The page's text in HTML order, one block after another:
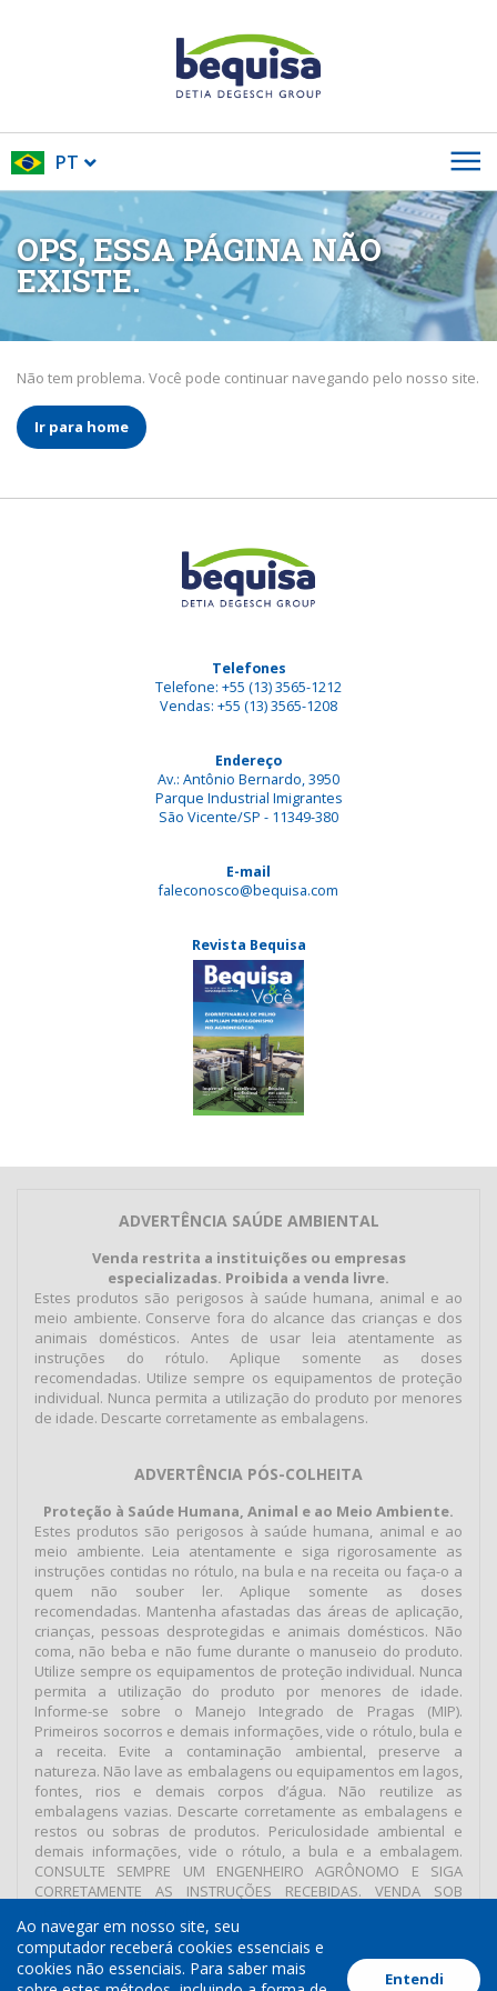
PT
OPS, ESSA PÁGINA NÃO
EXISTE.
Não tem problema. Você pode continuar navegando pelo nosso site.
Ir para home
Telefones
Telefone: +55 (13) 3565-1212
Vendas: +55 (13) 3565-1208
Endereço
Av.: Antônio Bernardo, 3950
Parque Industrial Imigrantes
São Vicente/SP - 11349-380
E-mail
faleconosco@bequisa.com
Revista Bequisa
ADVERTÊNCIA SAÚDE AMBIENTAL
Venda restrita a instituições ou empresas
especializadas. Proibida a venda livre.
Estes produtos são perigosos à saúde humana, animal e ao
meio ambiente. Conserve fora do alcance das crianças e dos
animais domésticos. Antes de usar leia atentamente as
instruções do rótulo. Aplique somente as doses
recomendadas. Utilize sempre os equipamentos de proteção
individual. Nunca permita a utilização do produto por menores
de idade. Descarte corretamente as embalagens.
ADVERTÊNCIA PÓS-COLHEITA
Proteção à Saúde Humana, Animal e ao Meio Ambiente.
Estes produtos são perigosos à saúde humana, animal e ao
meio ambiente. Leia atentamente e siga rigorosamente as
instruções contidas no rótulo, na bula e na receita ou faça-o a
quem não souber ler. Aplique somente as doses
recomendadas. Mantenha afastadas das áreas de aplicação,
crianças, pessoas desprotegidas e animais domésticos. Não
coma, não beba e não fume durante o manuseio do produto.
Utilize sempre os equipamentos de proteção individual. Nunca
permita a utilização do produto por menores de idade.
Informe-se sobre o Manejo Integrado de Pragas (MIP).
Primeiros socorros e demais informações, vide o rótulo, bula e
a receita. Evite a contaminação ambiental, preserve a
natureza. Não lave as embalagens ou equipamentos em lagos,
fontes, rios e demais corpos d’água. Não reutilize as
embalagens vazias. Descarte corretamente as embalagens e
restos ou sobras de produtos. Periculosidade ambiental e
demais informações, vide o rótulo, a bula e a embalagem.
CONSULTE SEMPRE UM ENGENHEIRO AGRÔNOMO E SIGA
CORRETAMENTE AS INSTRUÇÕES RECEBIDAS. VENDA SOB
Termos de Uso Política de Cookies Política de Privacidade
Ao navegar em nosso site, seu
computador receberá cookies essenciais e
cookies não essenciais. Para saber mais
Entendi